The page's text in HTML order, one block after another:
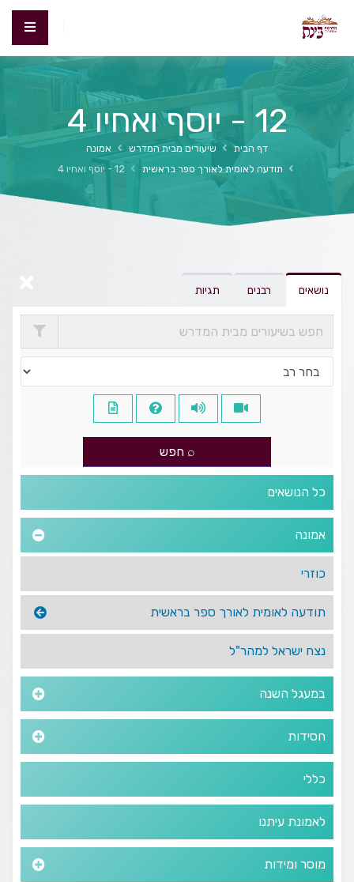
12 - יוסף ואחיו 4
דף הבית שיעורים מבית המדרש
אמונה
תודעה לאומית לאורך ספר בראשית
12 - יוסף ואחיו 4
נושאים רבנים תגיות
כל הנושאים
אמונה
כוזרי
תודעה לאומית לאורך ספר בראשית
נצח ישראל למהר"ל
במעגל השנה
חסידות
כללי
לאמונת עיתנו
מוסר ומידות